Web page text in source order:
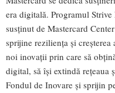
era digitală. Programul
susținut de Mastercard
sprijine reziliența și
noi inovații prin care să
digital, să își extindă rețeaua
Fondul de Inovare și sprijin